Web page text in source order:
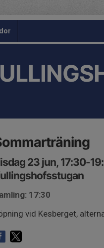
23 jun, 17:30-
17:30
vid Kesberget,